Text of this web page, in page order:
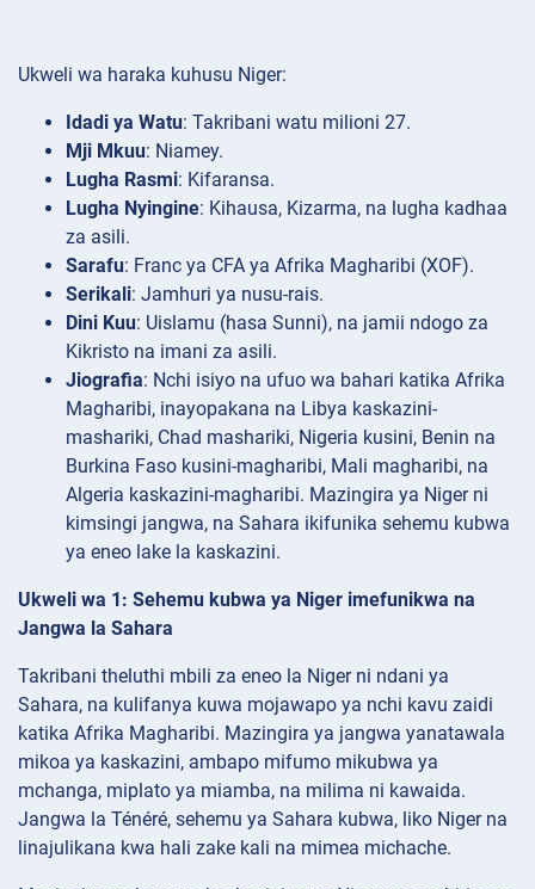
Ukweli wa haraka kuhusu Niger:
Idadi ya Watu: Takribani watu milioni 27.
Mji Mkuu: Niamey.
Lugha Rasmi: Kifaransa.
Lugha Nyingine: Kihausa, Kizarma, na lugha kadhaa
za asili.
Sarafu: Franc ya CFA ya Afrika Magharibi (XOF).
Serikali: Jamhuri ya nusu-rais.
Dini Kuu: Uislamu (hasa Sunni), na jamii ndogo za
Kikristo na imani za asili.
Jiografia: Nchi isiyo na ufuo wa bahari katika Afrika
Magharibi, inayopakana na Libya kaskazini-
mashariki, Chad mashariki, Nigeria kusini, Benin na
Burkina Faso kusini-magharibi, Mali magharibi, na
Algeria kaskazini-magharibi. Mazingira ya Niger ni
kimsingi jangwa, na Sahara ikifunika sehemu kubwa
ya eneo lake la kaskazini.
Ukweli wa 1: Sehemu kubwa ya Niger imefunikwa na
Jangwa la Sahara
Takribani theluthi mbili za eneo la Niger ni ndani ya
Sahara, na kulifanya kuwa mojawapo ya nchi kavu zaidi
katika Afrika Magharibi. Mazingira ya jangwa yanatawala
mikoa ya kaskazini, ambapo mifumo mikubwa ya
mchanga, miplato ya miamba, na milima ni kawaida.
Jangwa la Ténéré, sehemu ya Sahara kubwa, liko Niger na
linajulikana kwa hali zake kali na mimea michache.